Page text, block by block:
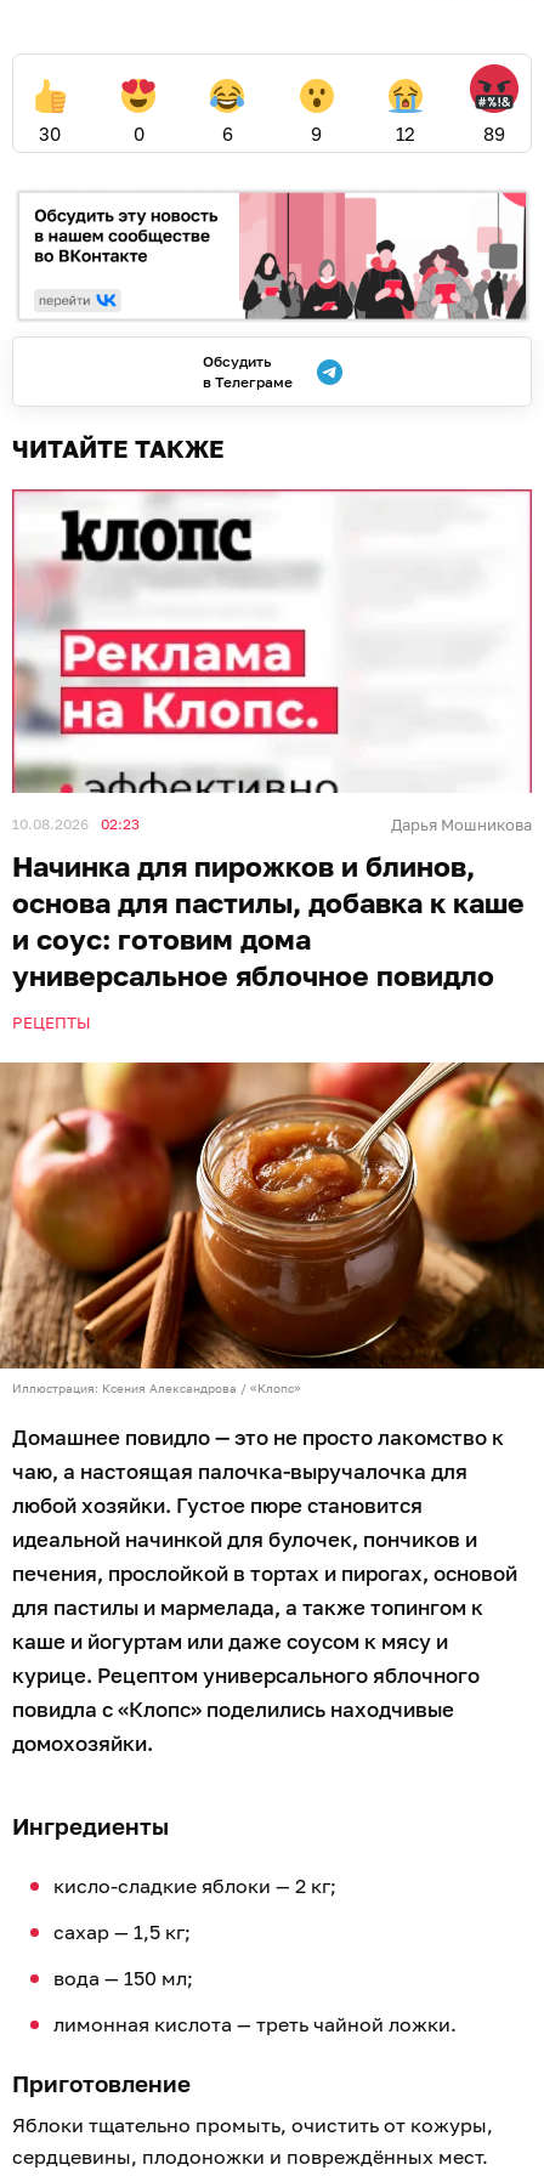
30 0 6 9 12 89
Обсудить
в Телеграме
ЧИТАЙТЕ ТАКЖЕ
10.08.2026 02:23 Дарья Мошникова
Начинка для пирожков и блинов,
основа для пастилы, добавка к каше
и соус: готовим дома
универсальное яблочное повидло
РЕЦЕПТЫ
Иллюстрация: Ксения Александрова / «Клопс»
Домашнее повидло — это не просто лакомство к
чаю, а настоящая палочка-выручалочка для
любой хозяйки. Густое пюре становится
идеальной начинкой для булочек, пончиков и
печения, прослойкой в тортах и пирогах, основой
для пастилы и мармелада, а также топингом к
каше и йогуртам или даже соусом к мясу и
курице. Рецептом универсального яблочного
повидла с «Клопс» поделились находчивые
домохозяйки.
Ингредиенты
кисло-сладкие яблоки — 2 кг;
сахар — 1,5 кг;
вода — 150 мл;
лимонная кислота — треть чайной ложки.
Приготовление
Яблоки тщательно промыть, очистить от кожуры,
сердцевины, плодоножки и повреждённых мест.